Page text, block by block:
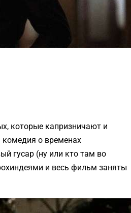
которые капризничают и
о временах
гусар (ну или кто там во
и весь фильм заняты